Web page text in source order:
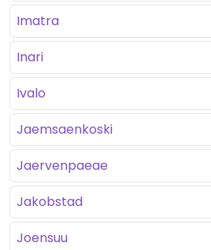
Imatra
Inari
Ivalo
Jaemsaenkoski
Jaervenpaeae
Jakobstad
Joensuu